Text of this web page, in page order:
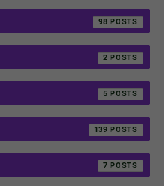
98
2
5
139
7